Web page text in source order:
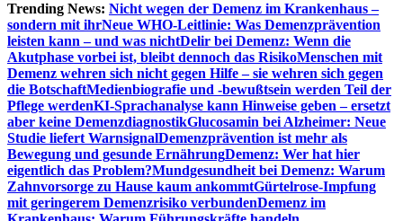
Trending News: Nicht wegen der Demenz im Krankenhaus –
sondern mit ihrNeue WHO-Leitlinie: Was Demenzprävention
leisten kann – und was nichtDelir bei Demenz: Wenn die
Akutphase vorbei ist, bleibt dennoch das RisikoMenschen mit
Demenz wehren sich nicht gegen Hilfe – sie wehren sich gegen
die BotschaftMedienbiografie und -bewußtsein werden Teil der
Pflege werdenKI-Sprachanalyse kann Hinweise geben – ersetzt
aber keine DemenzdiagnostikGlucosamin bei Alzheimer: Neue
Studie liefert WarnsignalDemenzprävention ist mehr als
Bewegung und gesunde ErnährungDemenz: Wer hat hier
eigentlich das Problem?Mundgesundheit bei Demenz: Warum
Zahnvorsorge zu Hause kaum ankommtGürtelrose-Impfung
mit geringerem Demenzrisiko verbundenDemenz im